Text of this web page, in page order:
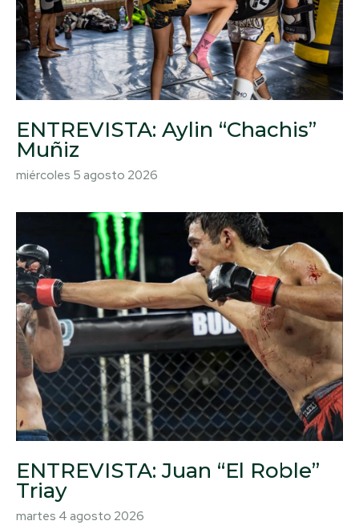
ENTREVISTA: Aylin “Chachis”
Muñiz
miércoles 5 agosto 2026
ENTREVISTA: Juan “El Roble”
Triay
martes 4 agosto 2026